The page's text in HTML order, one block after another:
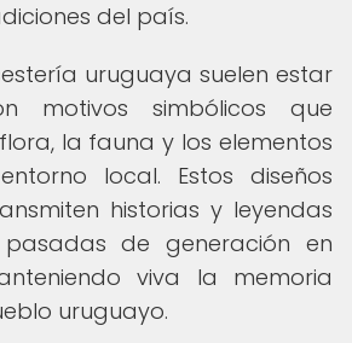
del país.
uruguaya suelen estar
motivos simbólicos que
la fauna y los elementos
local. Estos diseños
historias y leyendas
de generación en
viva la memoria
uruguayo.